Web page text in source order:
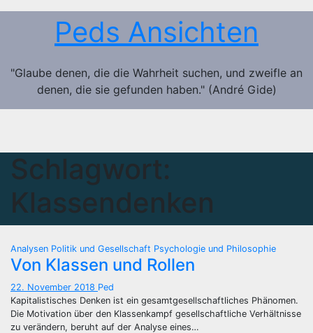
Zum
Peds Ansichten
"Glaube denen, die die Wahrheit suchen, und zweifle an
denen, die sie gefunden haben." (André Gide)
Schlagwort:
Klassendenken
Analysen Politik und Gesellschaft Psychologie und Philosophie
Von Klassen und Rollen
22. November 2018 Ped
Kapitalistisches Denken ist ein gesamtgesellschaftliches Phänomen.
Die Motivation über den Klassenkampf gesellschaftliche Verhältnisse
zu verändern, beruht auf der Analyse eines…